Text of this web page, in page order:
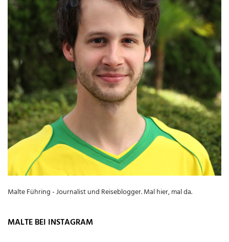
Malte Führing - Journalist und Reiseblogger. Mal hier, mal da.
MALTE BEI INSTAGRAM